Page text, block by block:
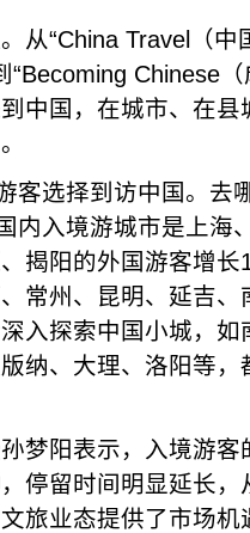
从“China Travel（中
“Becoming Chinese
中国，在城市、在
客选择到访中国。去
内入境游城市是上海
揭阳的外国游客增
常州、昆明、延吉
入探索中国小城，
纳、大理、洛阳等
梦阳表示，入境游
停留时间明显延长
旅业态提供了市场机